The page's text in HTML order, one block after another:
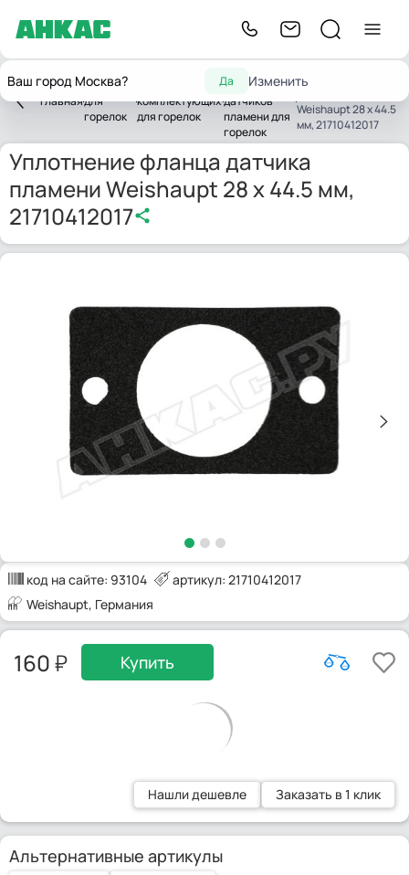
Ваш город Москва? Да Изменить
Главная
Запчасти
для
горелок
комплектующих
для горелок
части
датчиков
пламени для
горелок
Уплотнение фланца
Weishaupt 28 x 44.5
мм, 21710412017
Уплотнение фланца датчика
пламени Weishaupt 28 x 44.5 мм,
21710412017
код на сайте: 93104
артикул: 21710412017
Weishaupt, Германия
160 Купить
Нашли дешевле Заказать в 1 клик
Альтернативные артикулы